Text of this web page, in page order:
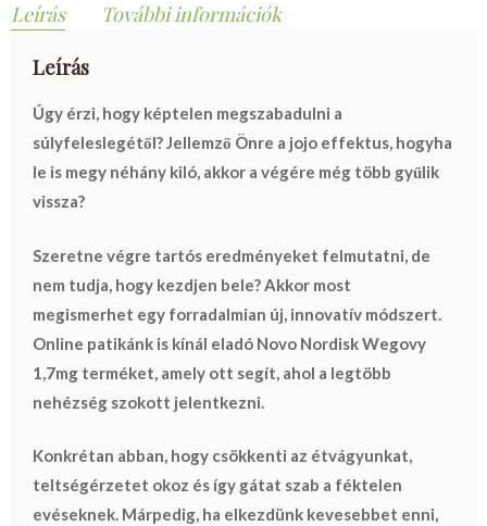
Leírás További információk
Leírás
Úgy érzi, hogy képtelen megszabadulni a
súlyfeleslegétől? Jellemző Önre a jojo effektus, hogyha
le is megy néhány kiló, akkor a végére még több gyűlik
vissza?
Szeretne végre tartós eredményeket felmutatni, de
nem tudja, hogy kezdjen bele? Akkor most
megismerhet egy forradalmian új, innovatív módszert.
Online patikánk is kínál eladó Novo Nordisk Wegovy
1,7mg terméket, amely ott segít, ahol a legtöbb
nehézség szokott jelentkezni.
Konkrétan abban, hogy csökkenti az étvágyunkat,
teltségérzetet okoz és így gátat szab a féktelen
evéseknek. Márpedig, ha elkezdünk kevesebbet enni,